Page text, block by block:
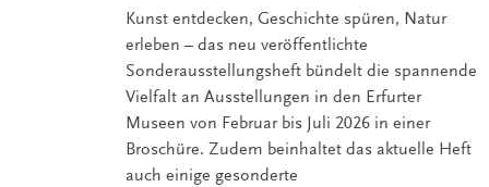
Kunst entdecken, Geschichte spüren, Natur
erleben – das neu veröffentlichte
Sonderausstellungsheft bündelt die spannende
Vielfalt an Ausstellungen in den Erfurter
Museen von Februar bis Juli 2026 in einer
Broschüre. Zudem beinhaltet das aktuelle Heft
auch einige gesonderte